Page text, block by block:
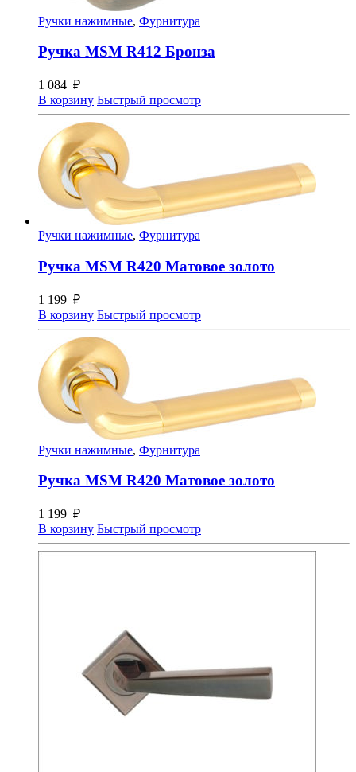
Ручки нажимные, Фурнитура
Ручка MSM R412 Бронза
1 084 ₽
В корзину Быстрый просмотр
Ручки нажимные, Фурнитура
Ручка MSM R420 Матовое золото
1 199 ₽
В корзину Быстрый просмотр
Ручки нажимные, Фурнитура
Ручка MSM R420 Матовое золото
1 199 ₽
В корзину Быстрый просмотр